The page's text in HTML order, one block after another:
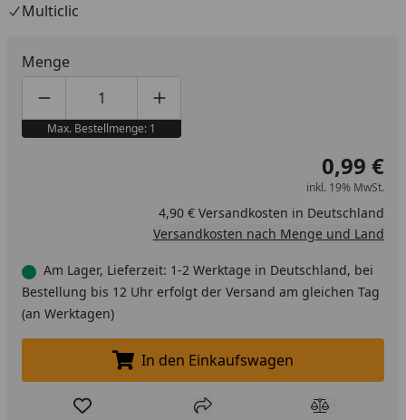
Multiclic
Menge
Produktmenge um eins verringern
Produktmenge manuell eingeben
Produktmenge um eins erhöhen
Max. Bestellmenge: 1
0,99 €
inkl. 19% MwSt.
4,90 € Versandkosten in Deutschland
Versandkosten nach Menge und Land
Am Lager, Lieferzeit: 1-2 Werktage in Deutschland, bei
Bestellung bis 12 Uhr erfolgt der Versand am gleichen Tag
(an Werktagen)
In den Einkaufswagen legen
In den Einkaufswagen
Produkt zur Wunschliste hinzufügen
Teilen Produkt